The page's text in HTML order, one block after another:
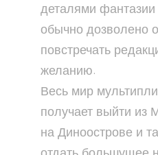
деталями
обычно дозволено
повстречать
желанию.
Весь мир
получает выйти из
на Диноострове и